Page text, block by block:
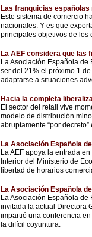
Las franquicias
Este sistema de comercio
nacionales. Y es que
principales objetivos de los
La AEF considera que las
La Asociación Española
ser del 21% el próximo 1
adaptarse a situaciones
Hacia la completa
El sector del retail vive
modelo de distribución
abruptamente “por
La Asociación Española
La AEF apoya la entrada
Interior del Ministerio de
libertad de horarios
La Asociación Española
La Asociación Española
invitada la actual Directora
impartió una conferencia
la difícil coyuntura.